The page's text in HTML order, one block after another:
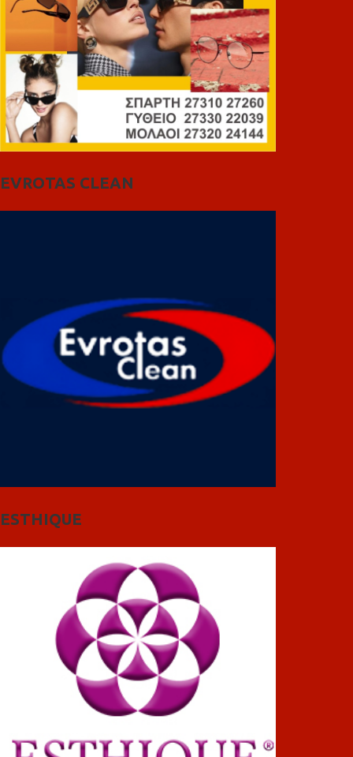
EVROTAS CLEAN
ESTHIQUE